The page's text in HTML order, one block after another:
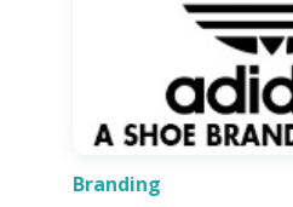
Branding